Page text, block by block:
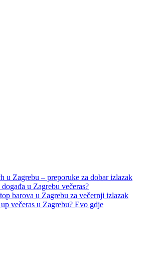
u Zagrebu – preporuke za dobar izlazak
događa u Zagrebu večeras?
barova u Zagrebu za večernji izlazak
up večeras u Zagrebu? Evo gdje